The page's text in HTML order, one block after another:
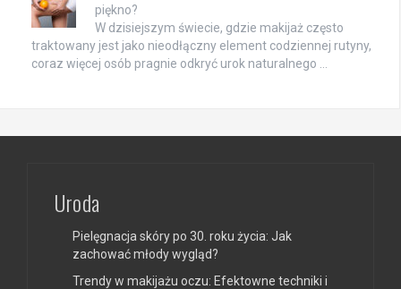
piękno?
W dzisiejszym świecie, gdzie makijaż często
traktowany jest jako nieodłączny element codziennej rutyny,
coraz więcej osób pragnie odkryć urok naturalnego …
Uroda
Pielęgnacja skóry po 30. roku życia: Jak
zachować młody wygląd?
Trendy w makijażu oczu: Efektowne techniki i